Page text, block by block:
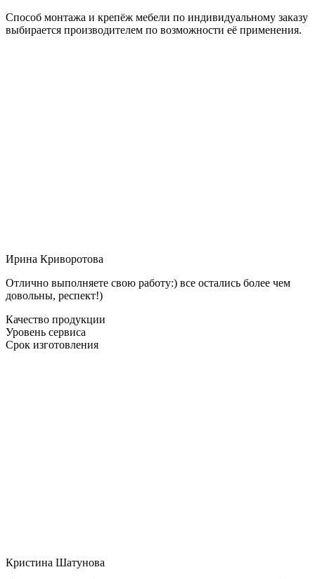
Способ монтажа и крепёж мебели по индивидуальному заказу
выбирается производителем по возможности её применения.
Ирина Криворотова
Отлично выполняете свою работу:) все остались более чем
довольны, респект!)
Качество продукции
Уровень сервиса
Срок изготовления
Кристина Шатунова